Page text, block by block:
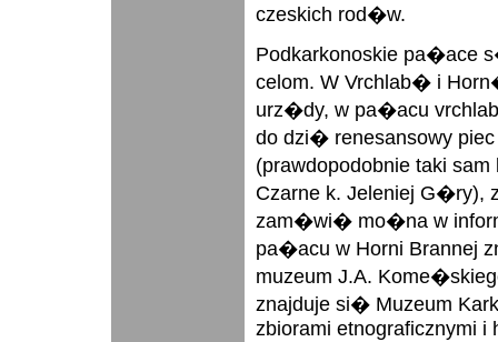
czeskich rod�w.
Podkarkonoskie
celom. W Vrchlab� i
urz�dy, w pa�acu
do dzi� renesansowy piec
(prawdopodobnie taki
Czarne k. Jeleniej G�ry),
zam�wi� mo�na w
pa�acu w Horni Brannej
muzeum J.A.
znajduje si� Muzeum
zbiorami etnograficznymi i